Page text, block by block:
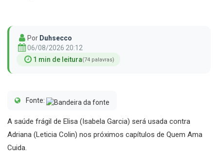
Por Duhsecco
06/08/2026 20:12
1 min de leitura(74 palavras)
Fonte:
A saúde frágil de Elisa (Isabela Garcia) será usada contra
Adriana (Leticia Colin) nos próximos capítulos de Quem Ama
Cuida.